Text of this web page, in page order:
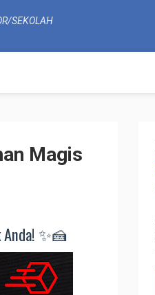
SEKOLAH
Magis
✨🍰